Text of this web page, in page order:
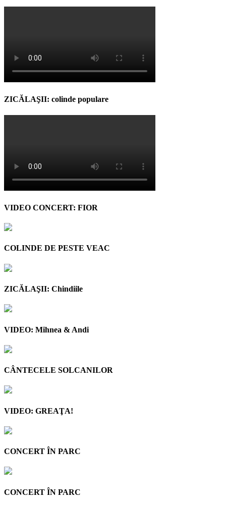
ZICĂLAŞII: colinde populare
VIDEO CONCERT: FIOR
COLINDE DE PESTE VEAC
ZICĂLAŞII: Chindiile
VIDEO: Mihnea & Andi
CÂNTECELE SOLCANILOR
VIDEO: GREAŢA!
CONCERT ÎN PARC
CONCERT ÎN PARC